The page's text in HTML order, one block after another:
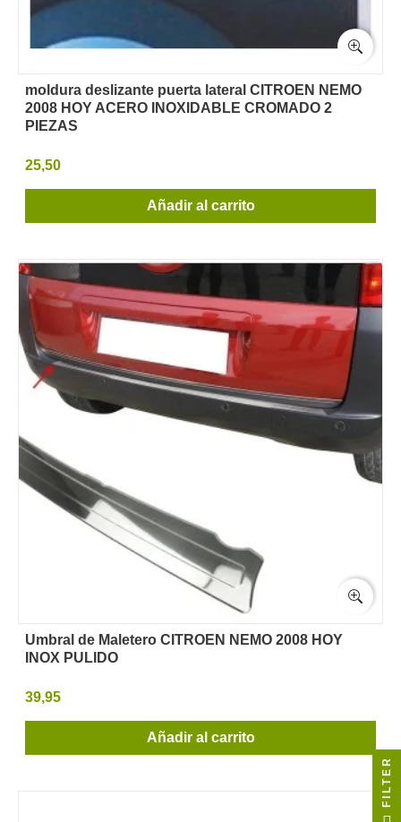
moldura deslizante puerta lateral CITROEN NEMO
2008 HOY ACERO INOXIDABLE CROMADO 2
PIEZAS
25,50
Añadir al carrito
Umbral de Maletero CITROEN NEMO 2008 HOY
INOX PULIDO
39,95
Añadir al carrito
FILTER